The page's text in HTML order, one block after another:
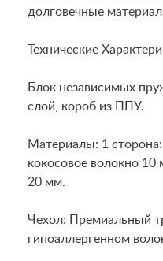
долговечные
Технические
Блок независимых
слой, короб из ППУ.
Материалы: 1
кокосовое волокно
20 мм.
Чехол: Премиальный
гипоаллергенном